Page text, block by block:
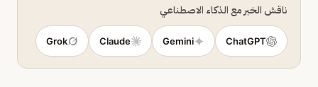
ناقش الخبر مع الذكاء الاصطناعي
ChatGPT
Gemini
Claude
Grok